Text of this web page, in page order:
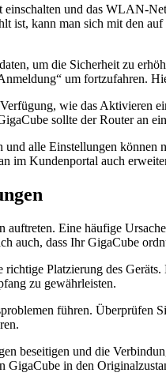
und das WLAN-
ist, kann man sich mit den
um die Sicherheit zu
um fortzufahren.
wie das Aktivieren
sollte der Router an
alle Einstellungen
im Kundenportal auch
Eine häufige
auch, dass Ihr GigaCube
Platzierung des
zu gewährleisten.
führen.
beseitigen und die
GigaCube in den